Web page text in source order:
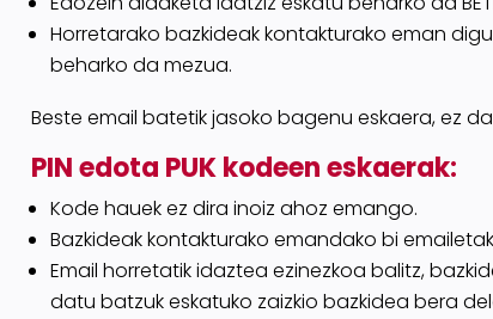
Horretarako bazkideak kontakturako eman
beharko da mezua.
Beste email batetik jasoko bagenu eskaera,ez
PIN edota PUK kodeen eskaerak:
Kode hauek ez dira inoiz ahoz emango.
Bazkideak kontakturako emandako bi
Email horretatik idaztea ezinezkoa balitz,
datu batzukeskatuko zaizkio bazkidea bera